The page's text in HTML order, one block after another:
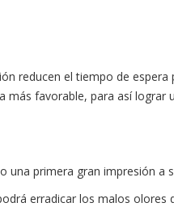
reducen el tiempo de espera
más favorable, para así lograr
primera gran impresión a
erradicar los malos olores